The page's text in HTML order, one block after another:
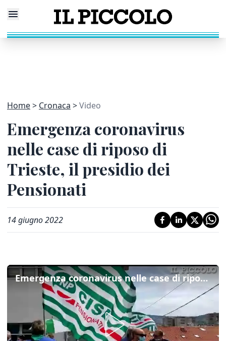
Home Cronaca Video
Emergenza coronavirus
nelle case di riposo di
Trieste, il presidio dei
Pensionati
14 giugno 2022
Emergenza coronavirus nelle case di riposo di Trieste, il presidio dei Pensionati